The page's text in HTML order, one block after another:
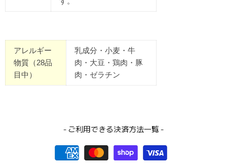
アレルギー
物質（28品
目中）
乳成分・小麦・牛
肉・大豆・鶏肉・豚
肉・ゼラチン
- ご利用できる決済方法一覧 -